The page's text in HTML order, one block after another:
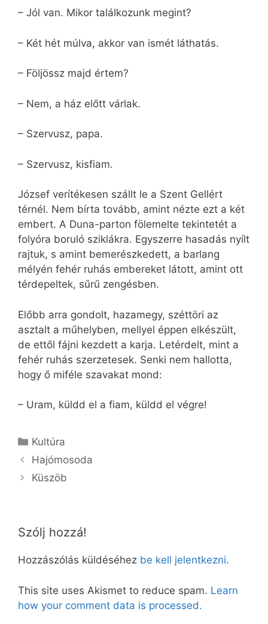
– Jól van. Mikor találkozunk megint?
– Két hét múlva, akkor van ismét láthatás.
– Följössz majd értem?
– Nem, a ház előtt várlak.
– Szervusz, papa.
– Szervusz, kisfiam.
József verítékesen szállt le a Szent Gellért
térnél. Nem bírta tovább, amint nézte ezt a két
embert. A Duna-parton fölemelte tekintetét a
folyóra boruló sziklákra. Egyszerre hasadás nyílt
rajtuk, s amint bemerészkedett, a barlang
mélyén fehér ruhás embereket látott, amint ott
térdepeltek, sűrű zengésben.
Előbb arra gondolt, hazamegy, széttöri az
asztalt a műhelyben, mellyel éppen elkészült,
de ettől fájni kezdett a karja. Letérdelt, mint a
fehér ruhás szerzetesek. Senki nem hallotta,
hogy ő miféle szavakat mond:
– Uram, küldd el a fiam, küldd el végre!
Kategória
Kultúra
Hajómosoda
Küszöb
Szólj hozzá!
Hozzászólás küldéséhez be kell jelentkezni.
This site uses Akismet to reduce spam. Learn
how your comment data is processed.